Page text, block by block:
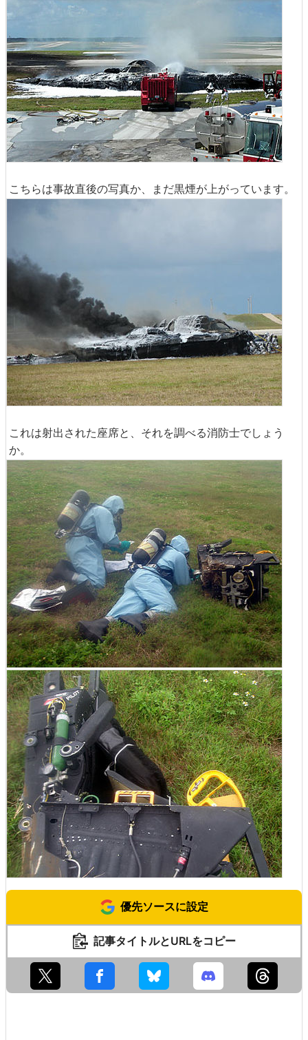
こちらは事故直後の写真か、まだ黒煙が上がっています。
これは射出された座席と、それを調べる消防士でしょう
か。
優先ソースに設定
記事タイトルとURLをコピー